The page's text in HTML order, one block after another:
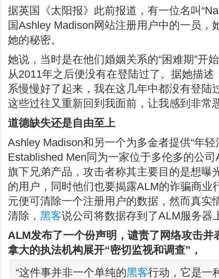
据英国《太阳报》此前报道，有一位名叫
国Ashley Madison网站注册用户中的一员，
她的秘密。
她说，当时是在他们婚姻关系的“困难期”开
从2011年之后便没有在登陆过了。据她描述
系慢慢好了起来，我在这几年中都没有登陆
这些过往又重新回到我面前，让我感到非常
道德缺失还是自由至上
Ashley Madison和另一个为多金者提供“年轻
Established Men同为一家位于多伦多的公
旗下兄弟产品，攻击者称其主要目的是想曝
的用户，同时他们也要揭露ALM的诈骗商业
元便可清除一个注册用户的数据，然而真实
清除， 黑客说公司将数据存到了ALM服务器
ALM发布了一个份声明，谴责了网络攻击并
拿大的执法机构展开“密切监视和调查”，
“这件事并非一个单纯的黑客行动，它是一